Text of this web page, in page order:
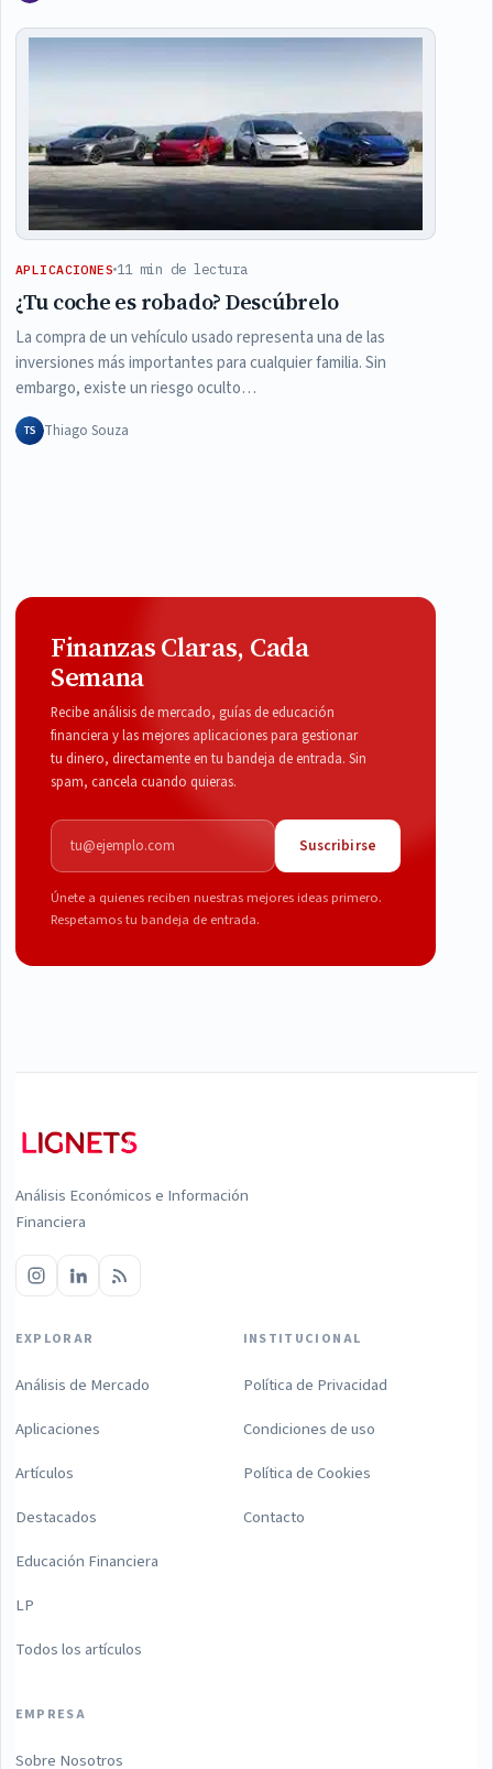
APLICACIONES 11 min de lectura
¿Tu coche es robado? Descúbrelo
La compra de un vehículo usado representa una de las
inversiones más importantes para cualquier familia. Sin
embargo, existe un riesgo oculto…
TS Thiago Souza
Finanzas Claras, Cada
Semana
Recibe análisis de mercado, guías de educación
financiera y las mejores aplicaciones para gestionar
tu dinero, directamente en tu bandeja de entrada. Sin
spam, cancela cuando quieras.
Correo electrónico
Suscribirse
Únete a quienes reciben nuestras mejores ideas primero.
Respetamos tu bandeja de entrada.
Análisis Económicos e Información
Financiera
EXPLORAR
Análisis de Mercado
Aplicaciones
Artículos
Destacados
Educación Financiera
LP
Todos los artículos
INSTITUCIONAL
Política de Privacidad
Condiciones de uso
Política de Cookies
Contacto
EMPRESA
Sobre Nosotros